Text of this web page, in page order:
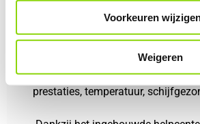
Voorkeuren
Weigeren
Samsung SSD’s. De
interface maakt de software
zowel beginners als gevorderde
logisch ingedeeld, zodat je snel
prestaties, temperatuur,